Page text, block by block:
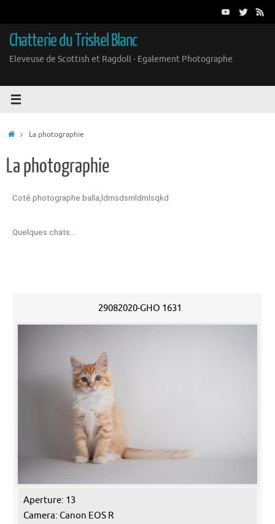
Chatterie du Triskel Blanc
Eleveuse de Scottish et Ragdoll - Egalement Photographe.
La photographie
La photographie
Coté photographe balla,ldmsdsmldmlsqkd
Quelques chats…
29082020-GHO 1631
Aperture: 13
Camera: Canon EOS R